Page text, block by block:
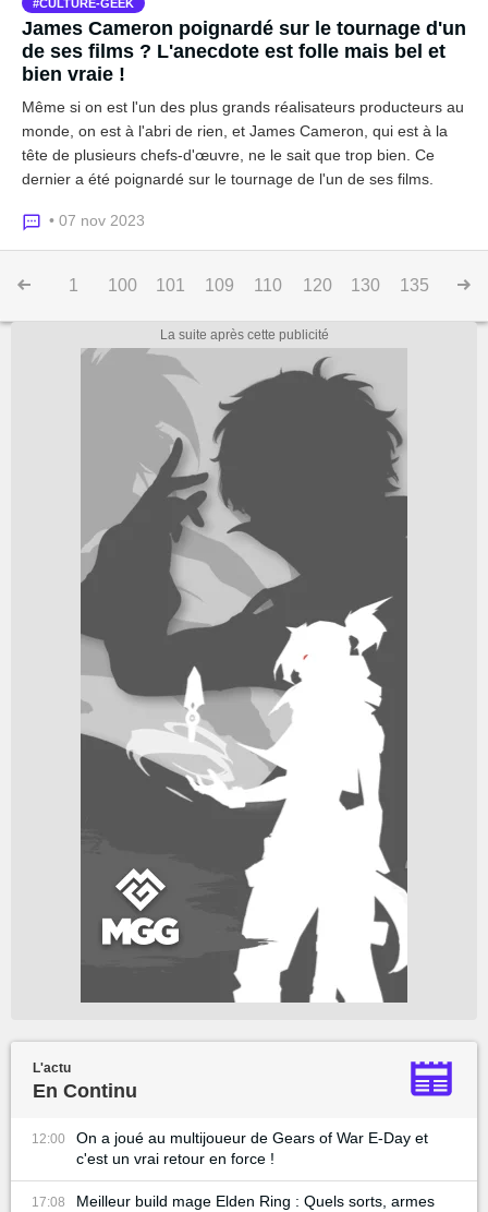
CULTURE-GEEK
James Cameron poignardé sur le tournage d'un
de ses films ? L'anecdote est folle mais bel et
bien vraie !
Même si on est l'un des plus grands réalisateurs producteurs au
monde, on est à l'abri de rien, et James Cameron, qui est à la
tête de plusieurs chefs-d'œuvre, ne le sait que trop bien. Ce
dernier a été poignardé sur le tournage de l'un de ses films.
• 07 nov 2023
1 100 101 109 110 120 130 135
L'actu
En Continu
12:00
On a joué au multijoueur de Gears of War E-Day et
c'est un vrai retour en force !
17:08
Meilleur build mage Elden Ring : Quels sorts, armes